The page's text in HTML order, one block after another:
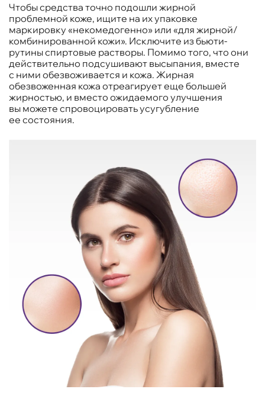
Чтобы средства точно подошли жирной
проблемной коже, ищите на их упаковке
маркировку «некомедогенно» или «для жирной/
комбинированной кожи». Исключите из бьюти-
рутины спиртовые растворы. Помимо того, что они
действительно подсушивают высыпания, вместе
с ними обезвоживается и кожа. Жирная
обезвоженная кожа отреагирует еще большей
жирностью, и вместо ожидаемого улучшения
вы можете спровоцировать усугубление
ее состояния.